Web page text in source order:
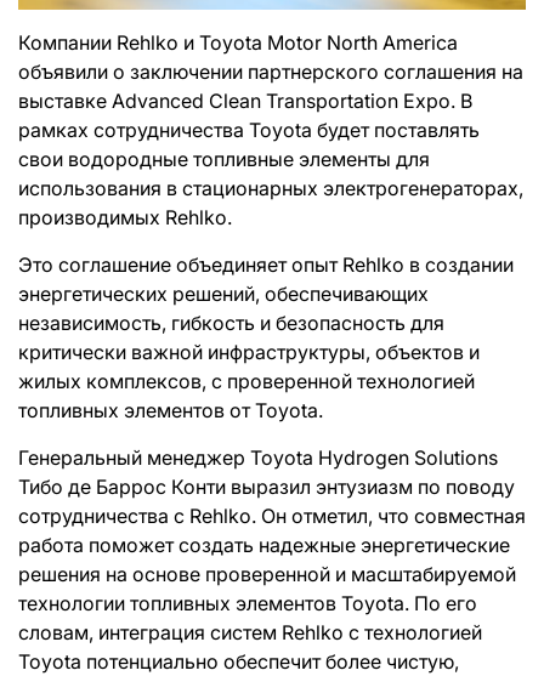
Компании Rehlko и Toyota Motor North America
объявили о заключении партнерского соглашения на
выставке Advanced Clean Transportation Expo. В
рамках сотрудничества Toyota будет поставлять
свои водородные топливные элементы для
использования в стационарных электрогенераторах,
производимых Rehlko.
Это соглашение объединяет опыт Rehlko в создании
энергетических решений, обеспечивающих
независимость, гибкость и безопасность для
критически важной инфраструктуры, объектов и
жилых комплексов, с проверенной технологией
топливных элементов от Toyota.
Генеральный менеджер Toyota Hydrogen Solutions
Тибо де Баррос Конти выразил энтузиазм по поводу
сотрудничества с Rehlko. Он отметил, что совместная
работа поможет создать надежные энергетические
решения на основе проверенной и масштабируемой
технологии топливных элементов Toyota. По его
словам, интеграция систем Rehlko с технологией
Toyota потенциально обеспечит более чистую,